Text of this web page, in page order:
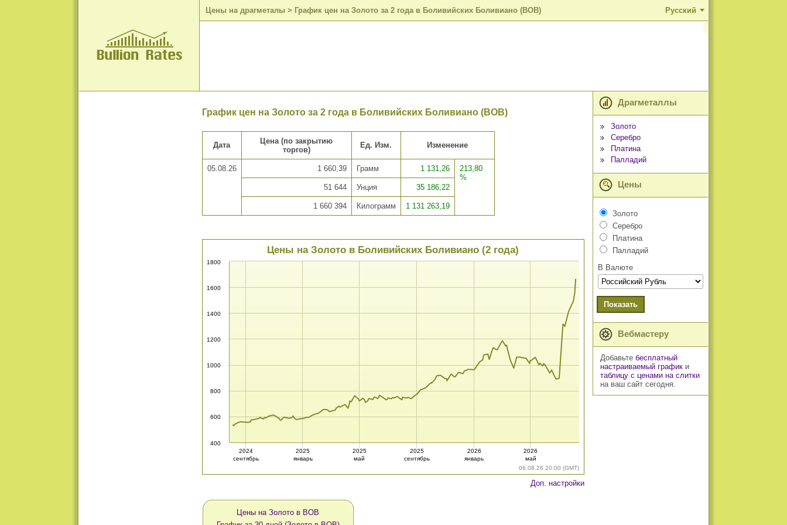
Цены на драгметалы > График цен на Золото за 2 года в Боливийских Боливиано (BOB) Русский
График цен на Золото за 2 года в Боливийских Боливиано (BOB)
Дата
Цена (по закрытию
торгов)
Ед. Изм. Изменение
05.08.26 1 660,39 Грамм 1 131,26
213,80
%
51 644
Унция 35 186,22
1 660 394 Килограмм 1 131 263,19
06.08.26 20:00 (GMT)
Цены на Золото в Боливийских Боливиано (2 года)
400
600
800
1000
1200
1400
1600
1800
2024
сентябрь
2025
январь
2025
май
2025
сентябрь
2026
январь
2026
май
Доп. настройки
Цены на Золото в BOB
Драгметаллы
Золото
Серебро
Платина
Палладий
Цены
Золото
Серебро
Платина
Палладий
В Валюте
Показать
Вебмастеру
Добавьте бесплатный
настраиваемый графики
таблицу с ценами на слитки
на ваш сайт сегодня.